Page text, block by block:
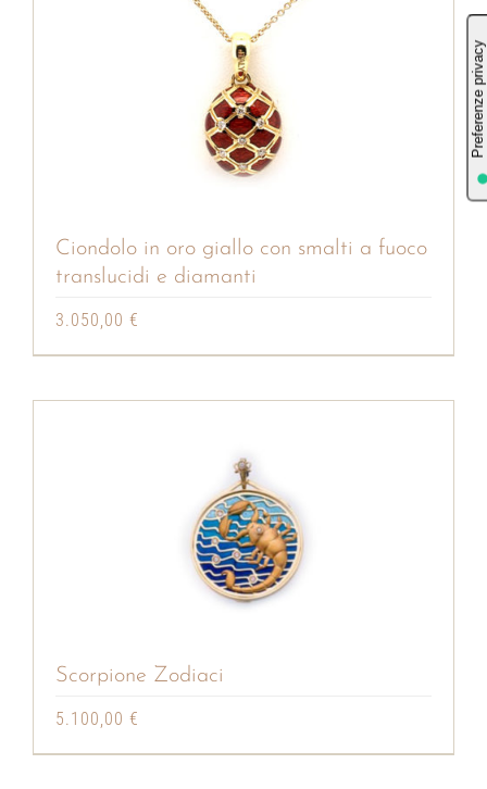
Ciondolo in oro giallo con smalti a fuoco
translucidi e diamanti
3.050,00 €
Scorpione Zodiaci
5.100,00 €